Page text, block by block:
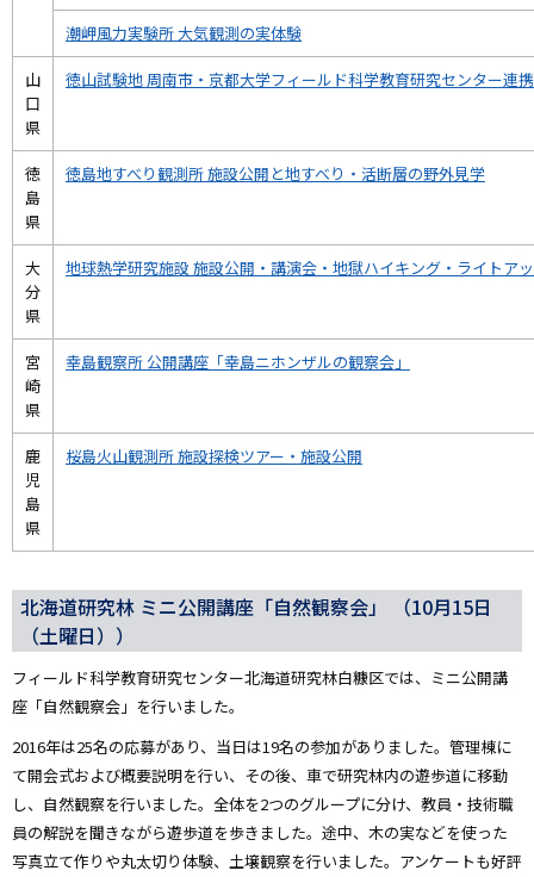
潮岬風力実験所 大気観測の実体験
山
口
県
徳山試験地 周南市・京都大学フィールド科学教育研究センター連
徳
島
県
徳島地すべり観測所 施設公開と地すべり・活断層の野外見学
大
分
県
地球熱学研究施設 施設公開・講演会・地獄ハイキング・ライトア
宮
崎
県
幸島観察所 公開講座「幸島ニホンザルの観察会」
鹿
児
島
県
桜島火山観測所 施設探検ツアー・施設公開
北海道研究林 ミニ公開講座「自然観察会」 （10月15日
（土曜日））
フィールド科学教育研究センター北海道研究林白糠区では、ミニ公開講
座「自然観察会」を行いました。
2016年は25名の応募があり、当日は19名の参加がありました。管理棟に
て開会式および概要説明を行い、その後、車で研究林内の遊歩道に移動
し、自然観察を行いました。全体を2つのグループに分け、教員・技術職
員の解説を聞きながら遊歩道を歩きました。途中、木の実などを使った
写真立て作りや丸太切り体験、土壌観察を行いました。アンケートも好評